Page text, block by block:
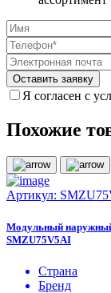
Я согласен с
Похожие
Артикул:
Модульный
SMZU75V5AI
Страна
Бренд